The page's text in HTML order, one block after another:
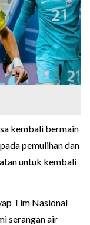
kembali bermain
pemulihan dan
untuk kembali
Tim Nasional
serangan air